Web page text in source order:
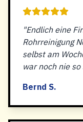
"Endlich eine
Rohrreinigung
selbst am
war noch nie
Bernd S.